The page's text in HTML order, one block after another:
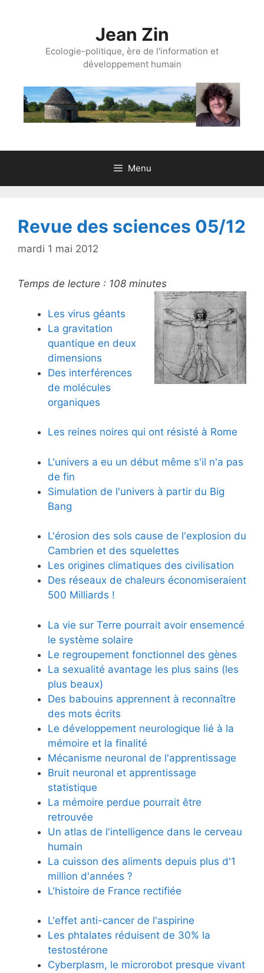
Jean Zin
Ecologie-politique, ère de l'information et
développement humain
Menu
Revue des sciences 05/12
mardi 1 mai 2012
Temps de lecture : 108 minutes
Les virus géants
La gravitation
quantique en deux
dimensions
Des interférences
de molécules
organiques
Les reines noires qui ont résisté à Rome
L'univers a eu un début même s'il n'a pas
de fin
Simulation de l'univers à partir du Big
Bang
L'érosion des sols cause de l'explosion du
Cambrien et des squelettes
Les origines climatiques des civilisation
Des réseaux de chaleurs économiseraient
500 Milliards !
La vie sur Terre pourrait avoir ensemencé
le système solaire
Le regroupement fonctionnel des gènes
La sexualité avantage les plus sains (les
plus beaux)
Des babouins apprennent à reconnaître
des mots écrits
Le développement neurologique lié à la
mémoire et la finalité
Mécanisme neuronal de l'apprentissage
Bruit neuronal et apprentissage
statistique
La mémoire perdue pourrait être
retrouvée
Un atlas de l'intelligence dans le cerveau
humain
La cuisson des aliments depuis plus d'1
million d'années ?
L'histoire de France rectifiée
L'effet anti-cancer de l'aspirine
Les phtalates réduisent de 30% la
testostérone
Cyberplasm, le microrobot presque vivant